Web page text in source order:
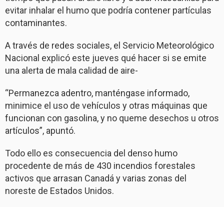
evitar inhalar el humo que podría contener partículas
contaminantes.
A través de redes sociales, el Servicio Meteorológico
Nacional explicó este jueves qué hacer si se emite
una alerta de mala calidad de aire-
“Permanezca adentro, manténgase informado,
minimice el uso de vehículos y otras máquinas que
funcionan con gasolina, y no queme desechos u otros
artículos”, apuntó.
Todo ello es consecuencia del denso humo
procedente de más de 430 incendios forestales
activos que arrasan Canadá y varias zonas del
noreste de Estados Unidos.